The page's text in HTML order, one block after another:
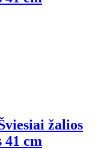
žalios
41 cm